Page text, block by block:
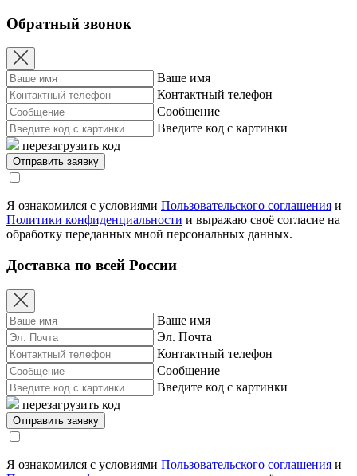
Обратный звонок
Ваше имя
Контактный телефон
Сообщение
Введите код с картинки
перезагрузить код
Я ознакомился с условиями Пользовательского соглашения и
Политики конфиденциальности и выражаю своё согласие на
обработку переданных мной персональных данных.
Доставка по всей России
Ваше имя
Эл. Почта
Контактный телефон
Сообщение
Введите код с картинки
перезагрузить код
Я ознакомился с условиями Пользовательского соглашения и